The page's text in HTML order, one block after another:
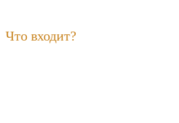
Что входит?